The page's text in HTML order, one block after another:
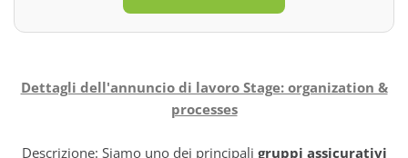
Dettagli dell'annuncio di lavoro Stage: organization &
processes
Descrizione: Siamo uno dei principali gruppi assicurativi